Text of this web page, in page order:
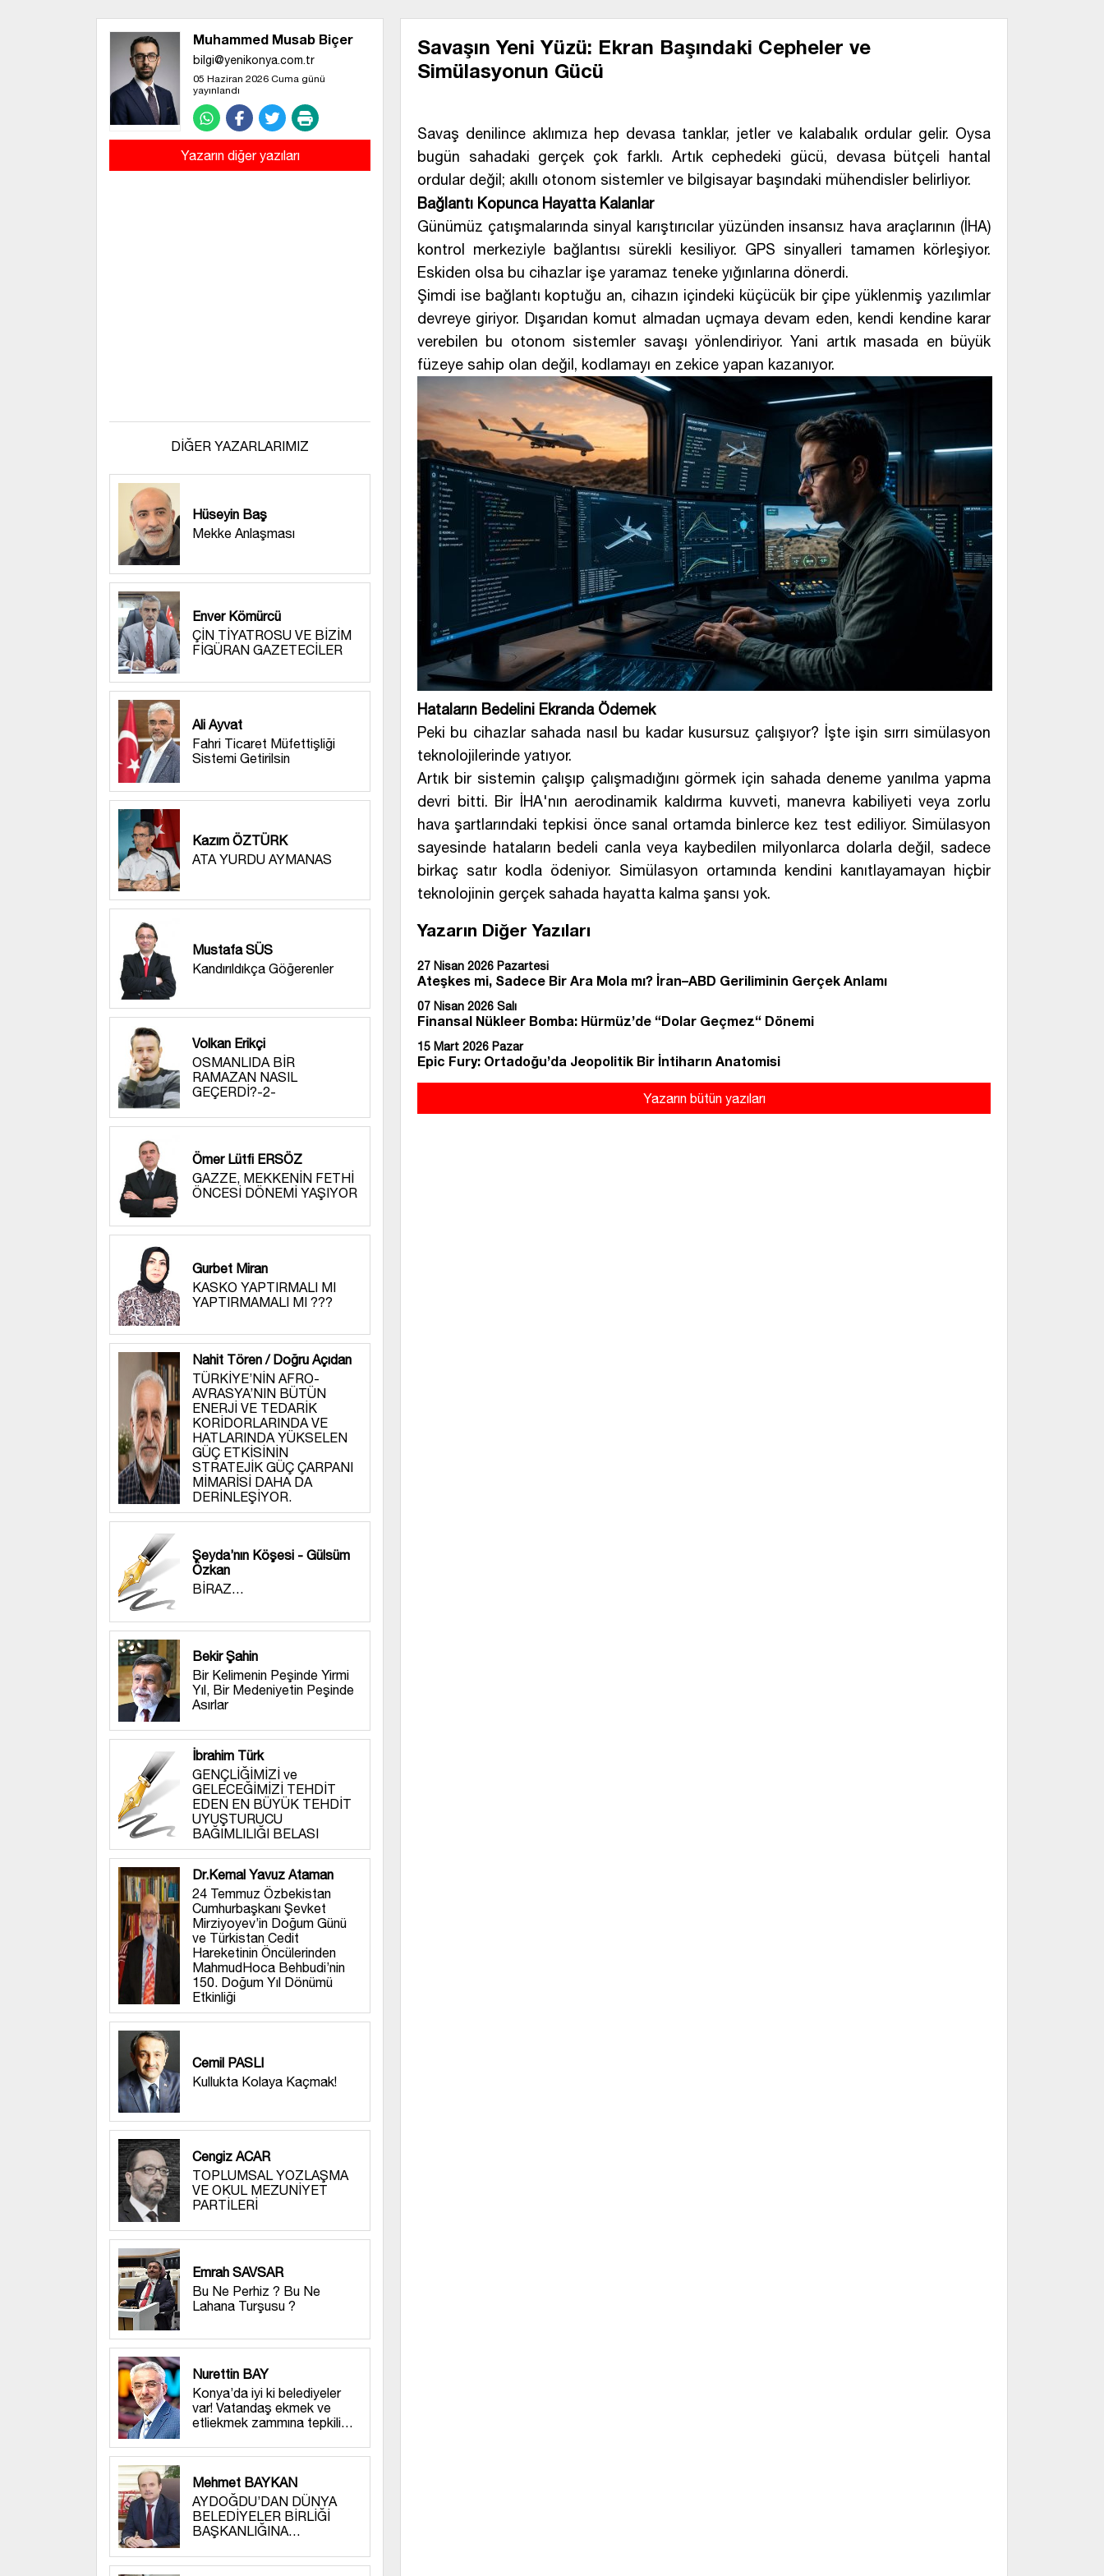
Muhammed Musab Biçer
bilgi@yenikonya.com.tr
05 Haziran 2026 Cuma günü
yayınlandı
Yazarın diğer yazıları
DİĞER YAZARLARIMIZ
Hüseyin Baş
Mekke Anlaşması
Enver Kömürcü
ÇİN TİYATROSU VE BİZİM
FİGÜRAN GAZETECİLER
Ali Ayvat
Fahri Ticaret Müfettişliği
Sistemi Getirilsin
Kazım ÖZTÜRK
ATA YURDU AYMANAS
Mustafa SÜS
Kandırıldıkça Göğerenler
Volkan Erikçi
OSMANLIDA BİR
RAMAZAN NASIL
GEÇERDİ?-2-
Ömer Lütfi ERSÖZ
GAZZE, MEKKENİN FETHİ
ÖNCESİ DÖNEMİ YAŞIYOR
Gurbet Miran
KASKO YAPTIRMALI MI
YAPTIRMAMALI MI ???
Nahit Tören / Doğru Açıdan
TÜRKİYE’NİN AFRO-
AVRASYA’NIN BÜTÜN
ENERJİ VE TEDARİK
KORİDORLARINDA VE
HATLARINDA YÜKSELEN
GÜÇ ETKİSİNİN
STRATEJİK GÜÇ ÇARPANI
MİMARİSİ DAHA DA
DERİNLEŞİYOR.
Şeyda’nın Köşesi - Gülsüm
Özkan
BİRAZ…
Bekir Şahin
Bir Kelimenin Peşinde Yirmi
Yıl, Bir Medeniyetin Peşinde
Asırlar
İbrahim Türk
GENÇLİĞİMİZİ ve
GELECEĞİMİZİ TEHDİT
EDEN EN BÜYÜK TEHDİT
UYUŞTURUCU
BAĞIMLILIĞI BELASI
Dr.Kemal Yavuz Ataman
24 Temmuz Özbekistan
Cumhurbaşkanı Şevket
Mirziyoyev’in Doğum Günü
ve Türkistan Cedit
Hareketinin Öncülerinden
MahmudHoca Behbudi’nin
150. Doğum Yıl Dönümü
Etkinliği
Cemil PASLI
Kullukta Kolaya Kaçmak!
Cengiz ACAR
TOPLUMSAL YOZLAŞMA
VE OKUL MEZUNİYET
PARTİLERİ
Emrah SAVSAR
Bu Ne Perhiz ? Bu Ne
Lahana Turşusu ?
Nurettin BAY
Konya’da iyi ki belediyeler
var! Vatandaş ekmek ve
etliekmek zammına tepkili…
Mehmet BAYKAN
AYDOĞDU’DAN DÜNYA
BELEDİYELER BİRLİĞİ
BAŞKANLIĞINA…
Savaşın Yeni Yüzü: Ekran Başındaki Cepheler ve
Simülasyonun Gücü
Savaş denilince aklımıza hep devasa tanklar, jetler ve kalabalık ordular gelir. Oysa
bugün sahadaki gerçek çok farklı. Artık cephedeki gücü, devasa bütçeli hantal
ordular değil; akıllı otonom sistemler ve bilgisayar başındaki mühendisler belirliyor.
Bağlantı Kopunca Hayatta Kalanlar
Günümüz çatışmalarında sinyal karıştırıcılar yüzünden insansız hava araçlarının (İHA)
kontrol merkeziyle bağlantısı sürekli kesiliyor. GPS sinyalleri tamamen körleşiyor.
Eskiden olsa bu cihazlar işe yaramaz teneke yığınlarına dönerdi.
Şimdi ise bağlantı koptuğu an, cihazın içindeki küçücük bir çipe yüklenmiş yazılımlar
devreye giriyor. Dışarıdan komut almadan uçmaya devam eden, kendi kendine karar
verebilen bu otonom sistemler savaşı yönlendiriyor. Yani artık masada en büyük
füzeye sahip olan değil, kodlamayı en zekice yapan kazanıyor.
Hataların Bedelini Ekranda Ödemek
Peki bu cihazlar sahada nasıl bu kadar kusursuz çalışıyor? İşte işin sırrı simülasyon
teknolojilerinde yatıyor.
Artık bir sistemin çalışıp çalışmadığını görmek için sahada deneme yanılma yapma
devri bitti. Bir İHA'nın aerodinamik kaldırma kuvveti, manevra kabiliyeti veya zorlu
hava şartlarındaki tepkisi önce sanal ortamda binlerce kez test ediliyor. Simülasyon
sayesinde hataların bedeli canla veya kaybedilen milyonlarca dolarla değil, sadece
birkaç satır kodla ödeniyor. Simülasyon ortamında kendini kanıtlayamayan hiçbir
teknolojinin gerçek sahada hayatta kalma şansı yok.
Yazarın Diğer Yazıları
27 Nisan 2026 Pazartesi
Ateşkes mi, Sadece Bir Ara Mola mı? İran–ABD Geriliminin Gerçek Anlamı
07 Nisan 2026 Salı
Finansal Nükleer Bomba: Hürmüz’de “Dolar Geçmez“ Dönemi
15 Mart 2026 Pazar
Epic Fury: Ortadoğu’da Jeopolitik Bir İntiharın Anatomisi
Yazarın bütün yazıları